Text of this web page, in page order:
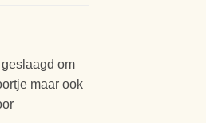
om
maar ook